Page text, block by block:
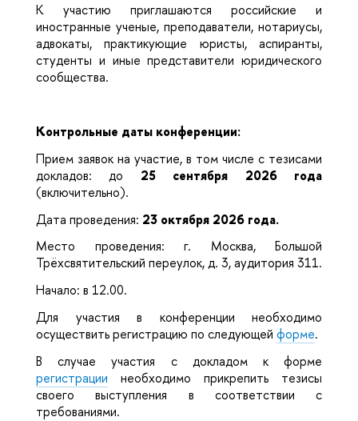
К участию приглашаются российские и
иностранные ученые, преподаватели, нотариусы,
адвокаты, практикующие юристы, аспиранты,
студенты и иные представители юридического
сообщества.
Контрольные даты конференции:
Прием заявок на участие, в том числе с тезисами
докладов: до 25 сентября 2026 года
(включительно).
Дата проведения: 23 октября 2026 года.
Место проведения: г. Москва, Большой
Трёхсвятительский переулок, д. 3, аудитория 311.
Начало: в 12.00.
Для участия в конференции необходимо
осуществить регистрацию по следующей форме.
В случае участия с докладом к форме
регистрации необходимо прикрепить тезисы
своего выступления в соответствии с
требованиями.